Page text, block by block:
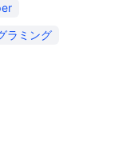
ラミング